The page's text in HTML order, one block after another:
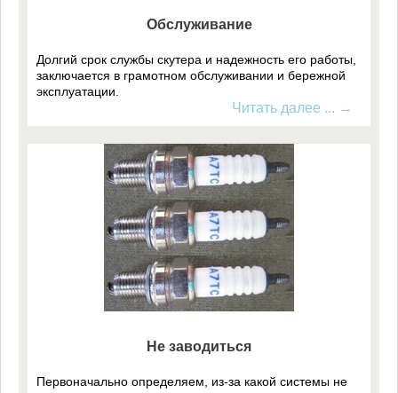
Обслуживание
Долгий срок службы скутера и надежность его работы,
заключается в грамотном обслуживании и бережной
эксплуатации.
Читать далее ... →
Не заводиться
Первоначально определяем, из-за какой системы не